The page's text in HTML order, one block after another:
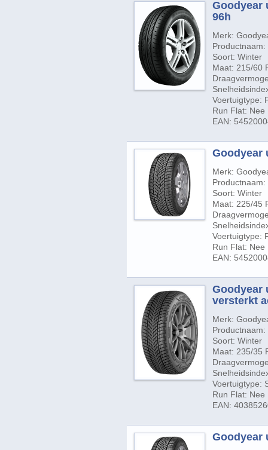
Goodyear
96h
Merk:
Soort: Winter
Maat: 215/60
Voertuigtype:
Run Flat: Nee
EAN:
Goodyear
Merk:
Soort: Winter
Maat: 225/45
Voertuigtype:
Run Flat: Nee
EAN:
Goodyear
versterkt
Merk:
Soort: Winter
Maat: 235/35
Voertuigtype:
Run Flat: Nee
EAN:
Goodyear